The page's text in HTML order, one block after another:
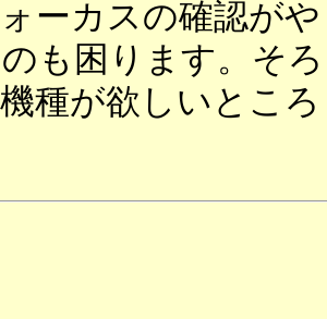
ーカスの確認がや
も困ります。そろ
種が欲しいところ